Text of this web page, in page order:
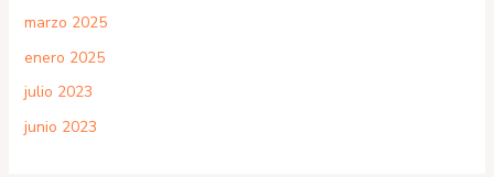
marzo 2025
enero 2025
julio 2023
junio 2023